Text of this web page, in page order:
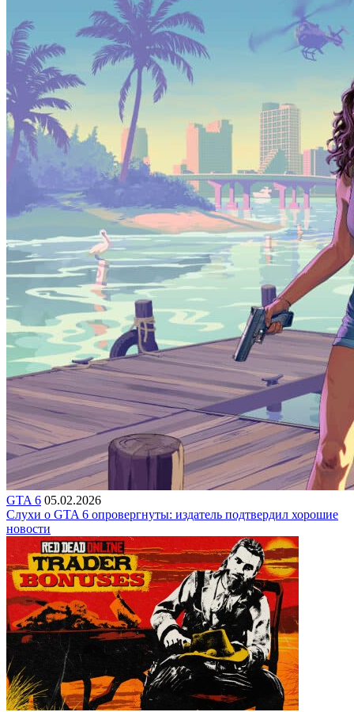
GTA 6 05.02.2026
Слухи о GTA 6 опровергнуты: издатель подтвердил хорошие
новости